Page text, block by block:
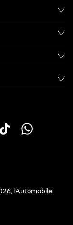
l’Automobile